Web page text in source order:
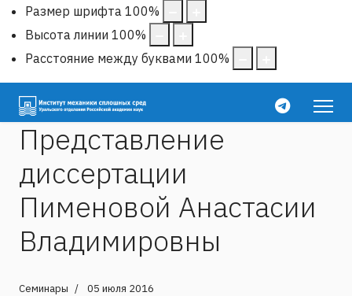
Размер шрифта 100%
Высота линии 100%
Расстояние между буквами 100%
Представление
диссертации
Пименовой Анастасии
Владимировны
Семинары 05 июля 2016